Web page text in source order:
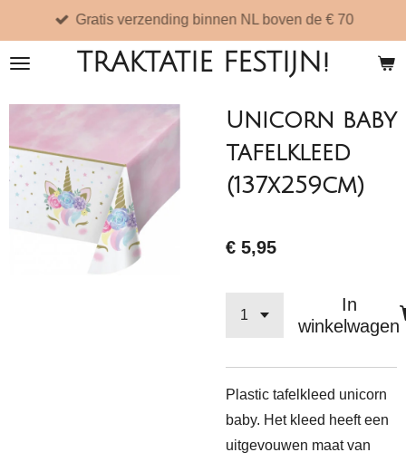
direct
naar
TRAKTATIE FESTIJN!
Gratis verzending binnen NL boven de € 70
Unicorn baby
tafelkleed
(137x259cm)
€ 5,95
In
winkelwagen
Plastic tafelkleed unicorn
baby. Het kleed heeft een
uitgevouwen maat van